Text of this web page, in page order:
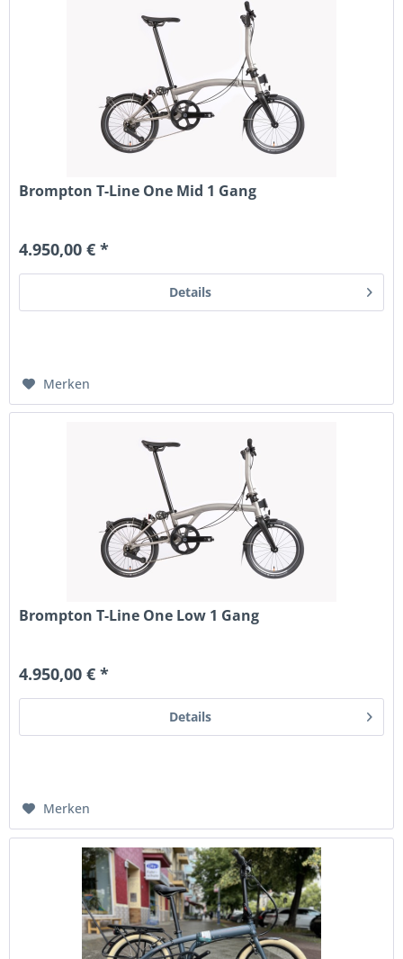
Brompton T-Line One Mid 1 Gang
4.950,00 € *
Details
Merken
Brompton T-Line One Low 1 Gang
4.950,00 € *
Details
Merken